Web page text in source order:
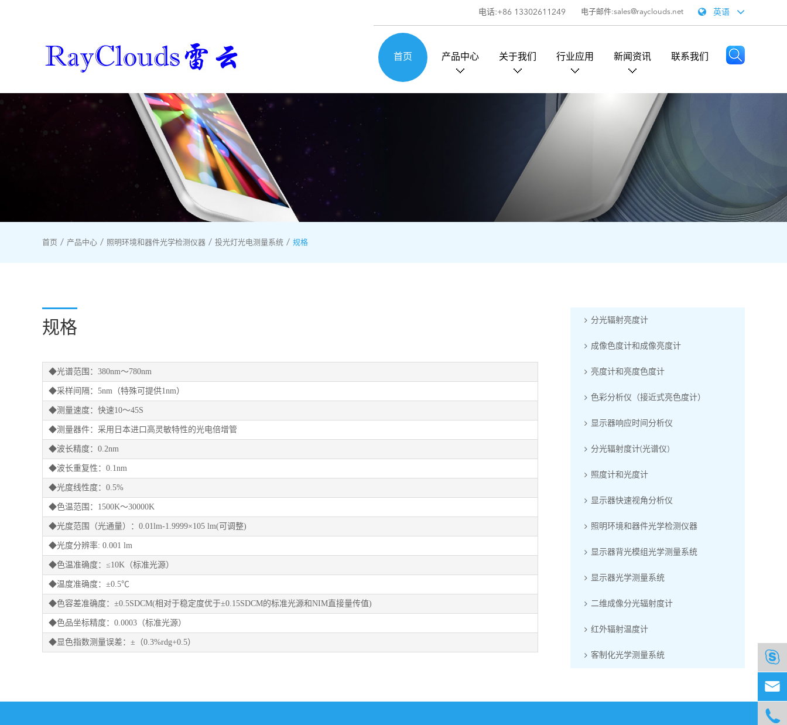
英语
电话:+86 13302611249 电子邮件:sales@rayclouds.net
首页 产品中心 关于我们 行业应用 新闻资讯 联系我们
首页 产品中心 照明环境和器件光学检测仪器 投光灯光电测量系统 规格
规格
◆光谱范围：380nm～780nm
◆采样间隔：5nm（特殊可提供1nm）
◆测量速度：快速10～45S
◆测量器件：采用日本进口高灵敏特性的光电倍增管
◆波长精度：0.2nm
◆波长重复性：0.1nm
◆光度线性度：0.5%
◆色温范围：1500K～30000K
◆光度范围（光通量）：0.01lm-1.9999×105 lm(可调整)
◆光度分辨率: 0.001 lm
◆色温准确度：≤10K（标准光源）
◆温度准确度：±0.5℃
◆色容差准确度：±0.5SDCM(相对于稳定度优于±0.15SDCM的标准光源和NIM直接量传值)
◆色品坐标精度：0.0003（标准光源）
◆显色指数测量误差：±（0.3%rdg+0.5）
分光辐射亮度计
成像色度计和成像亮度计
亮度计和亮度色度计
色彩分析仪（接近式亮色度计）
显示器响应时间分析仪
分光辐射度计(光谱仪)
照度计和光度计
显示器快速视角分析仪
照明环境和器件光学检测仪器
显示器背光模组光学测量系统
显示器光学测量系统
二维成像分光辐射度计
红外辐射温度计
客制化光学测量系统


